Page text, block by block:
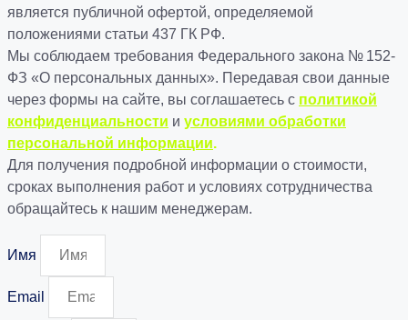
является публичной офертой, определяемой
положениями статьи 437 ГК РФ.
Мы соблюдаем требования Федерального закона № 152-
ФЗ «О персональных данных». Передавая свои данные
через формы на сайте, вы соглашаетесь с политикой
конфиденциальности и условиями обработки
персональной информации.
Для получения подробной информации о стоимости,
сроках выполнения работ и условиях сотрудничества
обращайтесь к нашим менеджерам.
Имя
Email